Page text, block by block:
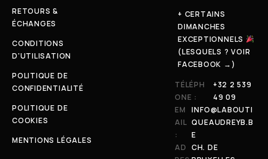
RETOURS &
ÉCHANGES
CONDITIONS
D'UTILISATION
POLITIQUE DE
CONFIDENTIALITÉ
POLITIQUE DE
COOKIES
MENTIONS LÉGALES
+ CERTAINS
DIMANCHES
EXCEPTIONNELS
(LESQUELS ? VOIR
FACEBOOK →)
TÉLÉPH
ONE :
+32 2 539
49 09
EM
AIL
:
INFO@LABOUTI
QUEAUDREYB.B
E
AD CH. DE